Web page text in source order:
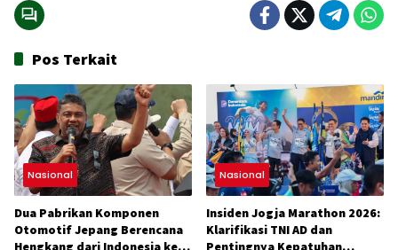
Pos Terkait
Nasional
Dua Pabrikan Komponen
Otomotif Jepang Berencana
Hengkang dari Indonesia ke
Nasional
Insiden Jogja Marathon 2026:
Klarifikasi TNI AD dan
Pentingnya Kepatuhan